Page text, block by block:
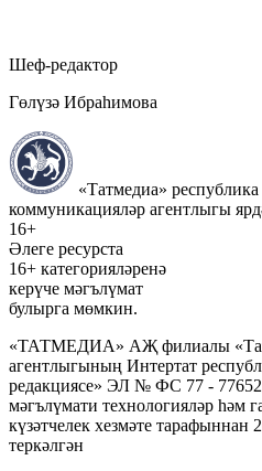
Шеф-редактор
Гөлүзә Ибраһимова
«Татмедиа»
коммуникацияләр агентлыгы
16+
Әлеге ресурста
16+ категорияләренә
керүче мәгълүмат
булырга мөмкин.
«ТАТМЕДИА» АҖ филиалы
агентлыгының Интертат
редакциясе» ЭЛ № ФС 77 - 77652
мәгълүмати технологияләр һәм
күзәтчелек хезмәте
теркәлгән